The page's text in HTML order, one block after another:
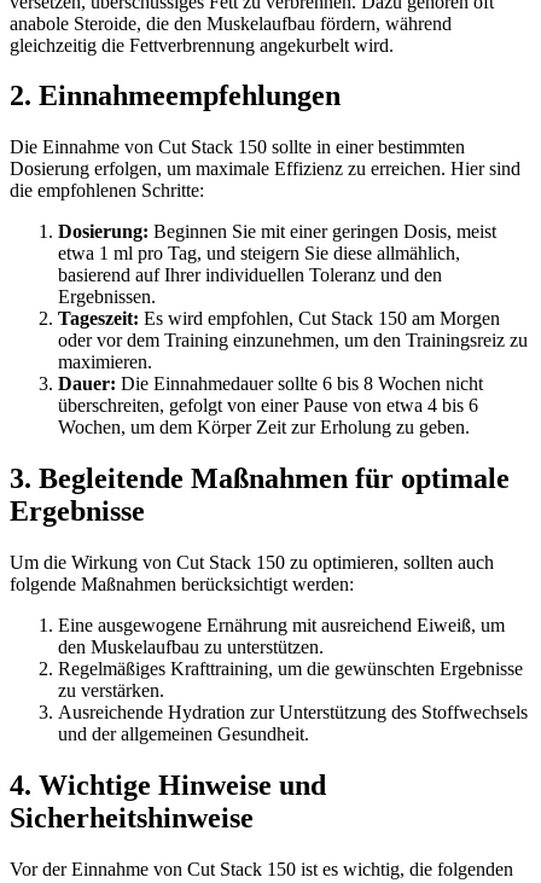
anabole Steroide, die den Muskelaufbau fördern, während
gleichzeitig die Fettverbrennung angekurbelt wird.
2. Einnahmeempfehlungen
Die Einnahme von Cut Stack 150 sollte in einer bestimmten
Dosierung erfolgen, um maximale Effizienz zu erreichen. Hier sind
die empfohlenen Schritte:
Dosierung: Beginnen Sie mit einer geringen Dosis, meist
etwa 1 ml pro Tag, und steigern Sie diese allmählich,
basierend auf Ihrer individuellen Toleranz und den
Ergebnissen.
Tageszeit: Es wird empfohlen, Cut Stack 150 am Morgen
oder vor dem Training einzunehmen, um den Trainingsreiz zu
maximieren.
Dauer: Die Einnahmedauer sollte 6 bis 8 Wochen nicht
überschreiten, gefolgt von einer Pause von etwa 4 bis 6
Wochen, um dem Körper Zeit zur Erholung zu geben.
3. Begleitende Maßnahmen für optimale
Ergebnisse
Um die Wirkung von Cut Stack 150 zu optimieren, sollten auch
folgende Maßnahmen berücksichtigt werden:
Eine ausgewogene Ernährung mit ausreichend Eiweiß, um
den Muskelaufbau zu unterstützen.
Regelmäßiges Krafttraining, um die gewünschten Ergebnisse
zu verstärken.
Ausreichende Hydration zur Unterstützung des Stoffwechsels
und der allgemeinen Gesundheit.
4. Wichtige Hinweise und
Sicherheitshinweise
Vor der Einnahme von Cut Stack 150 ist es wichtig, die folgenden